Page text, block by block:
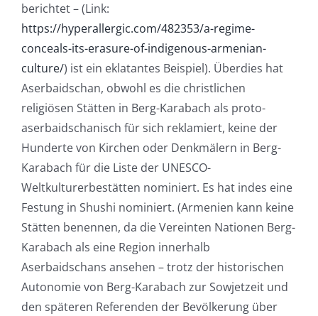
berichtet – (Link:
https://hyperallergic.com/482353/a-regime-
conceals-its-erasure-of-indigenous-armenian-
culture/) ist ein eklatantes Beispiel). Überdies hat
Aserbaidschan, obwohl es die christlichen
religiösen Stätten in Berg-Karabach als proto-
aserbaidschanisch für sich reklamiert, keine der
Hunderte von Kirchen oder Denkmälern in Berg-
Karabach für die Liste der UNESCO-
Weltkulturerbestätten nominiert. Es hat indes eine
Festung in Shushi nominiert. (Armenien kann keine
Stätten benennen, da die Vereinten Nationen Berg-
Karabach als eine Region innerhalb
Aserbaidschans ansehen – trotz der historischen
Autonomie von Berg-Karabach zur Sowjetzeit und
den späteren Referenden der Bevölkerung über